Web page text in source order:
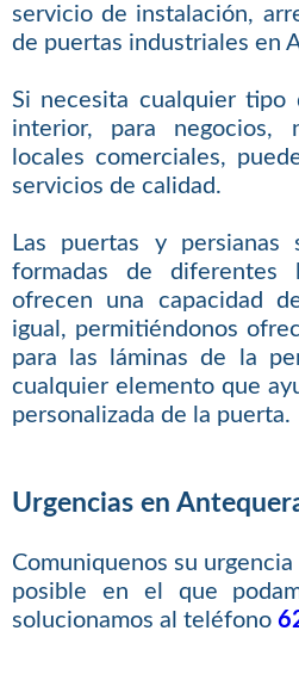
servicio de instalación,
de puertas industriales en
Si necesita cualquier
interior, para negocios,
locales comerciales,
servicios de calidad.
Las puertas y persianas
formadas de diferentes
ofrecen una capacidad
igual, permitiéndonos
para las láminas de la
cualquier elemento que
personalizada de la puerta.
Urgencias en
Comuniquenos su
posible en el que
solucionamos al teléfono